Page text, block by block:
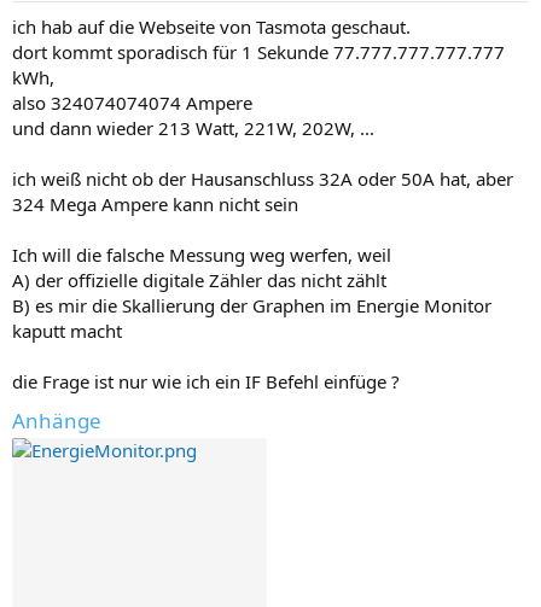
ich hab auf die Webseite von Tasmota geschaut.
dort kommt sporadisch für 1 Sekunde 77.777.777.777.777
kWh,
also 324074074074 Ampere
und dann wieder 213 Watt, 221W, 202W, ...
ich weiß nicht ob der Hausanschluss 32A oder 50A hat, aber
324 Mega Ampere kann nicht sein
Ich will die falsche Messung weg werfen, weil
A) der offizielle digitale Zähler das nicht zählt
B) es mir die Skallierung der Graphen im Energie Monitor
kaputt macht
die Frage ist nur wie ich ein IF Befehl einfüge ?
Anhänge